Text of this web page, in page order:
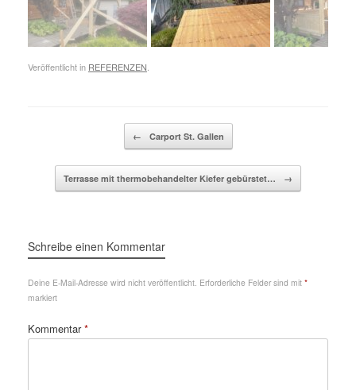
Veröffentlicht in REFERENZEN.
← Carport St. Gallen
Terrasse mit thermobehandelter Kiefer gebürstet… →
Schreibe einen Kommentar
Deine E-Mail-Adresse wird nicht veröffentlicht. Erforderliche Felder sind mit *
markiert
Kommentar*